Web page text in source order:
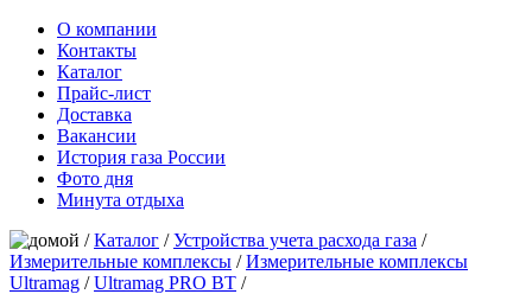
О компании
Контакты
Каталог
Прайс-лист
Доставка
Вакансии
История газа России
Фото дня
Минута отдыха
/Каталог /Устройства учета расхода газа /
Измерительные комплексы /Измерительные комплексы
Ultramag /Ultramag PRO BT /